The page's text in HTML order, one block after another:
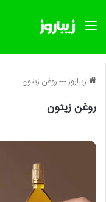
منو
زیباروز---روغن زیتون
روغن زیتون